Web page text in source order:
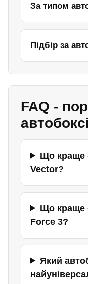
За типом
Підбір за
FAQ -
Що краще
Vector?
Що краще
Force 3?
Який